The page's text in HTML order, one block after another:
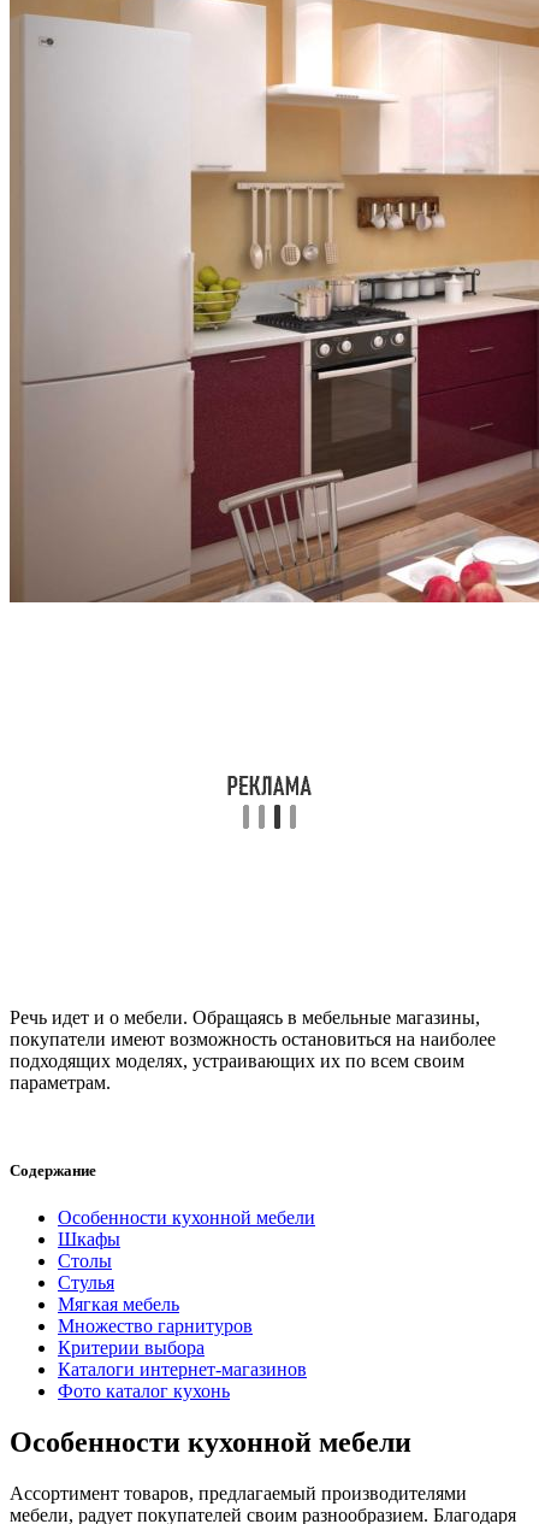
Речь идет и о мебели. Обращаясь в мебельные магазины,
покупатели имеют возможность остановиться на наиболее
подходящих моделях, устраивающих их по всем своим
параметрам.
Содержание
Особенности кухонной мебели
Шкафы
Столы
Стулья
Мягкая мебель
Множество гарнитуров
Критерии выбора
Каталоги интернет-магазинов
Фото каталог кухонь
Особенности кухонной мебели
Ассортимент товаров, предлагаемый производителями
мебели, радует покупателей своим разнообразием. Благодаря